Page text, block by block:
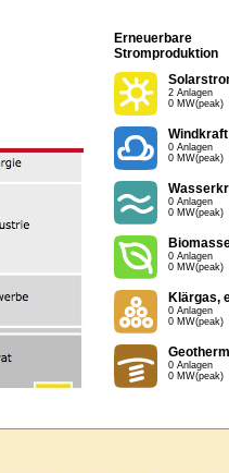
Erneuerbare
Stromproduktion
2 Anlagen
0 MW(peak)
Windkraft
0 Anlagen
0 MW(peak)
0 Anlagen
0 MW(peak)
0 Anlagen
0 MW(peak)
Klärgas,
0 Anlagen
0 MW(peak)
0 Anlagen
0 MW(peak)